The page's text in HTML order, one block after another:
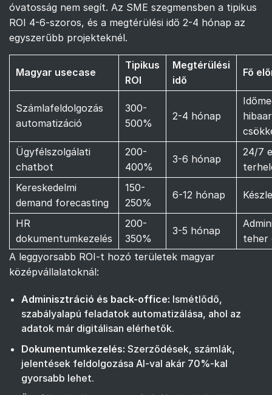
óvatosság nem segít. Az SME szegmensben a tipikus
ROI 4-6-szoros, és a megtérülési idő 2-4 hónap az
egyszerűbb projekteknél.
Magyar usecase
Tipikus
ROI
Megtérülési
idő
Fő
Számlafeldolgozás
automatizáció
300-
500%
2-4 hónap
Ügyfélszolgálati
chatbot
200-
400%
3-6 hónap
24/7
Kereskedelmi
demand forecasting
150-
250%
6-12 hónap
HR
dokumentumkezelés
200-
350%
3-5 hónap
teher
A leggyorsabb ROI-t hozó területek magyar
középvállalatoknál:
Adminisztráció és back-office: Ismétlődő,
szabályalapú feladatok automatizálása, ahol az
adatok már digitálisan elérhetők.
Dokumentumkezelés: Szerződések, számlák,
jelentések feldolgozása AI-val akár 70%-kal
gyorsabb lehet.